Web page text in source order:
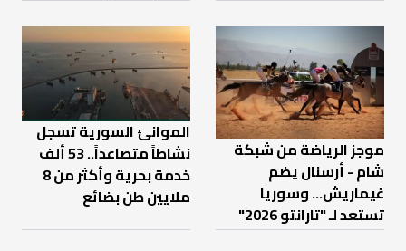
موجز الرياضة من شبكة
شام - أرسنال يضم
غيماريش... وسوريا
تستعد لـ "تارانتو 2026"
الموانئ السورية تسجل
نشاطاً متصاعداً.. 53 ألف
خدمة بحرية وأكثر من 8
ملايين طن بضائع